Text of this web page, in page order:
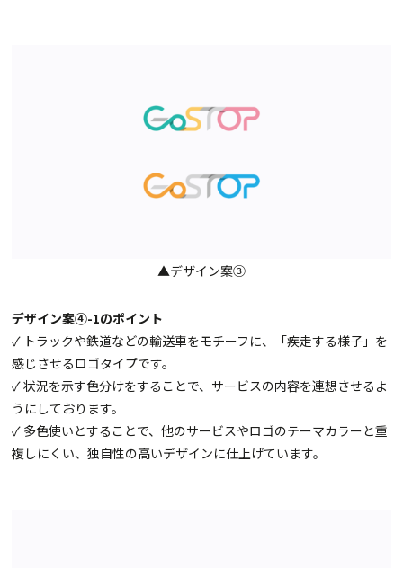
▲デザイン案③
デザイン案④-1のポイント
✓ トラックや鉄道などの輸送車をモチーフに、「疾走する様子」を
感じさせるロゴタイプです。
✓ 状況を示す色分けをすることで、サービスの内容を連想させるよ
うにしております。
✓ 多色使いとすることで、他のサービスやロゴのテーマカラーと重
複しにくい、独自性の高いデザインに仕上げています。